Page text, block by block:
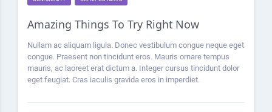
Amazing Things To Try Right Now
Nullam ac aliquam ligula. Donec vestibulum congue neque eget
congue. Praesent non tincidunt eros. Mauris ornare tempus
mauris, ac laoreet erat dictum a. Integer cursus tincidunt dolor
eget feugiat. Cras iaculis gravida eros in imperdiet.